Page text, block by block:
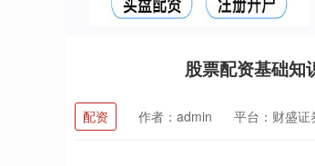
股票配资基础知
配资 作者：admin 平台：财盛证